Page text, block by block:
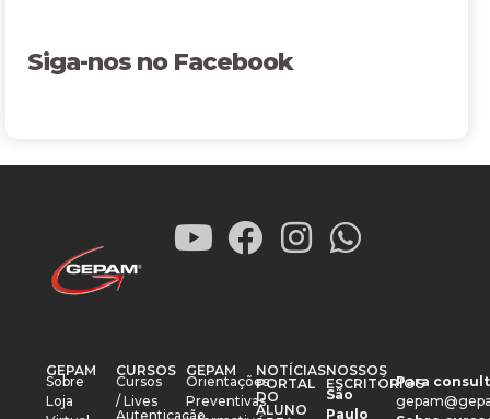
Siga-nos no Facebook
GEPAM
Sobre
Loja
CURSOS
Cursos
/ Lives
Autenticação
GEPAM
Orientações
Preventivas
NOTÍCIAS
PORTAL
DO
ALUNO
NOSSOS
ESCRITÓRIOS
São
Paulo
Para